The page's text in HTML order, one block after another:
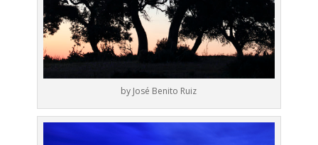
by José Benito Ruiz